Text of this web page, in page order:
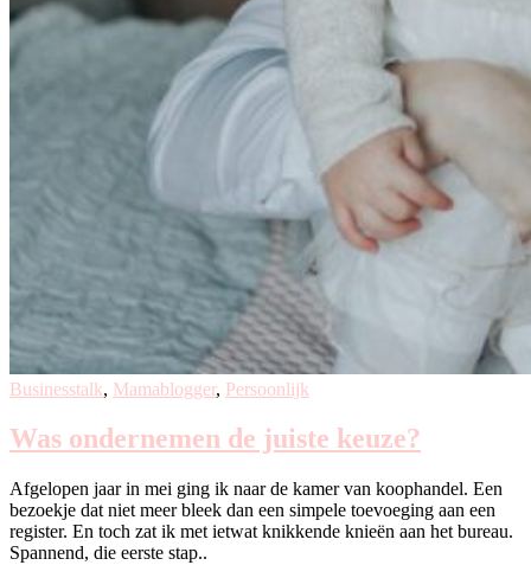
Businesstalk, Mamablogger, Persoonlijk
Was ondernemen de juiste keuze?
Afgelopen jaar in mei ging ik naar de kamer van koophandel. Een
bezoekje dat niet meer bleek dan een simpele toevoeging aan een
register. En toch zat ik met ietwat knikkende knieën aan het bureau.
Spannend, die eerste stap..